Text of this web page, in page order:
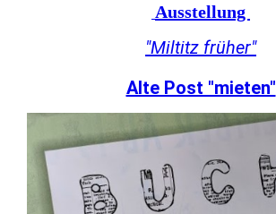
Ausstellung
"Miltitz früher"
Alte Post "mieten"